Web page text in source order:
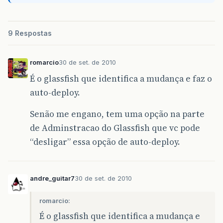
9 Respostas
romarcio30 de set. de 2010
É o glassfish que identifica a mudança e faz o
auto-deploy.
Senão me engano, tem uma opção na parte
de Adminstracao do Glassfish que vc pode
“desligar” essa opção de auto-deploy.
andre_guitar730 de set. de 2010
romarcio:
É o glassfish que identifica a mudança e